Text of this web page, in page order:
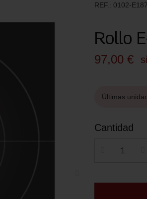
REF. 0102-
Rollo
97,00 €
Últimas
Cantidad